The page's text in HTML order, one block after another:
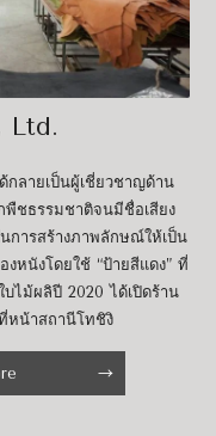
Ltd.
กลายเป็นผู้เชี่ยวชาญด้าน
ชธรรมชาติจนมีชื่อเสียง
การสร้างภาพลักษณ์ให้เป็น
งหนังโดยใช้ “ป้ายสีแดง” ที่
ไม้ผลิปี 2020 ได้เปิดร้าน
หน้าสถานีโทชิงิ